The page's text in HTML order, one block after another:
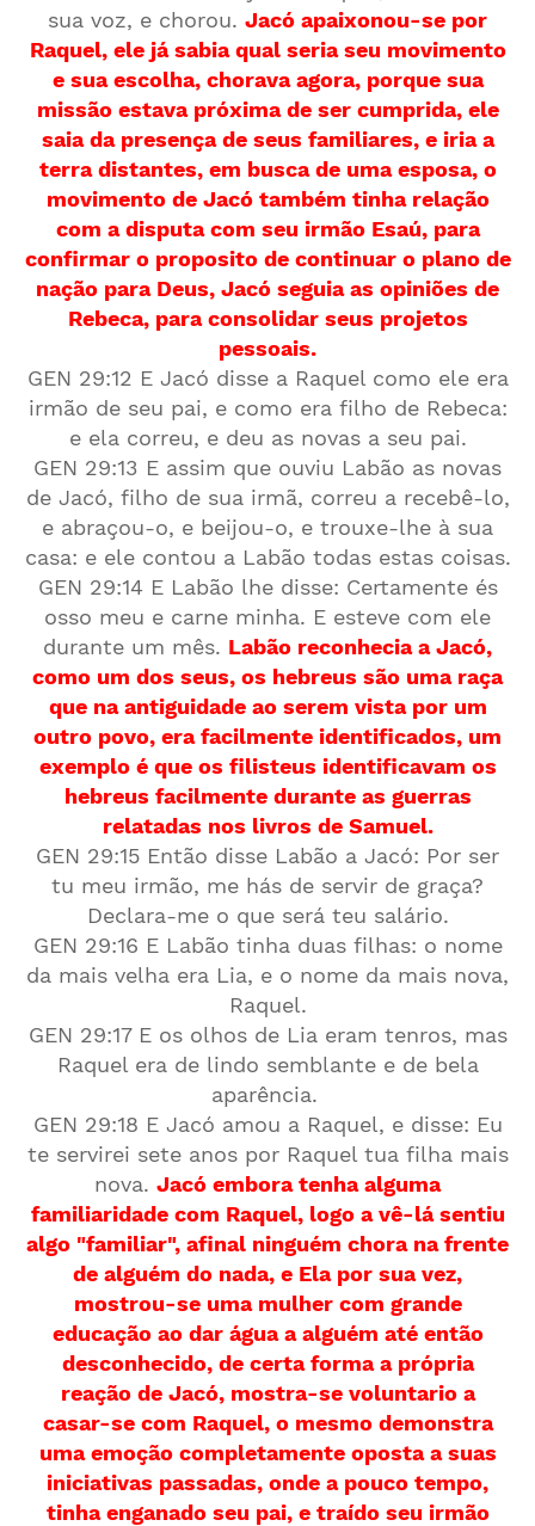
sua voz, e chorou. Jacó apaixonou-se por
Raquel, ele já sabia qual seria seu movimento
e sua escolha, chorava agora, porque sua
missão estava próxima de ser cumprida, ele
saia da presença de seus familiares, e iria a
terra distantes, em busca de uma esposa, o
movimento de Jacó também tinha relação
com a disputa com seu irmão Esaú, para
confirmar o proposito de continuar o plano de
nação para Deus, Jacó seguia as opiniões de
Rebeca, para consolidar seus projetos
pessoais.
GEN 29:12 E Jacó disse a Raquel como ele era
irmão de seu pai, e como era filho de Rebeca:
e ela correu, e deu as novas a seu pai.
GEN 29:13 E assim que ouviu Labão as novas
de Jacó, filho de sua irmã, correu a recebê-lo,
e abraçou-o, e beijou-o, e trouxe-lhe à sua
casa: e ele contou a Labão todas estas coisas.
GEN 29:14 E Labão lhe disse: Certamente és
osso meu e carne minha. E esteve com ele
durante um mês. Labão reconhecia a Jacó,
como um dos seus, os hebreus são uma raça
que na antiguidade ao serem vista por um
outro povo, era facilmente identificados, um
exemplo é que os filisteus identificavam os
hebreus facilmente durante as guerras
relatadas nos livros de Samuel.
GEN 29:15 Então disse Labão a Jacó: Por ser
tu meu irmão, me hás de servir de graça?
Declara-me o que será teu salário.
GEN 29:16 E Labão tinha duas filhas: o nome
da mais velha era Lia, e o nome da mais nova,
Raquel.
GEN 29:17 E os olhos de Lia eram tenros, mas
Raquel era de lindo semblante e de bela
aparência.
GEN 29:18 E Jacó amou a Raquel, e disse: Eu
te servirei sete anos por Raquel tua filha mais
nova. Jacó embora tenha alguma
familiaridade com Raquel, logo a vê-lá sentiu
algo "familiar", afinal ninguém chora na frente
de alguém do nada, e Ela por sua vez,
mostrou-se uma mulher com grande
educação ao dar água a alguém até então
desconhecido, de certa forma a própria
reação de Jacó, mostra-se voluntario a
casar-se com Raquel, o mesmo demonstra
uma emoção completamente oposta a suas
iniciativas passadas, onde a pouco tempo,
tinha enganado seu pai, e traído seu irmão